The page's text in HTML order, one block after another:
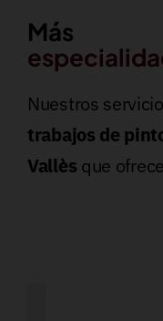
Más
Nuestros
trabajos de
Vallès que